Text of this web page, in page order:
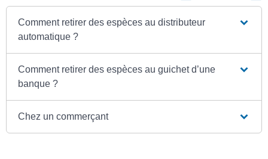
Comment retirer des espèces au distributeur
automatique ?
Comment retirer des espèces au guichet d’une
banque ?
Chez un commerçant